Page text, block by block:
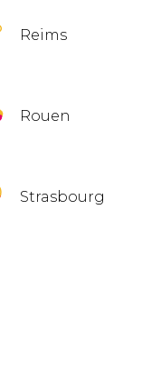
Reims
Rouen
Strasbourg